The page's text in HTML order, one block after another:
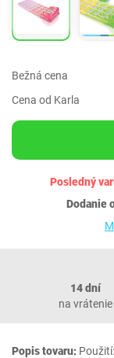
Bežná cena
Cena od Karla
Posledný
Dodanie
14 dní
na vrátenie
Popis tovaru: